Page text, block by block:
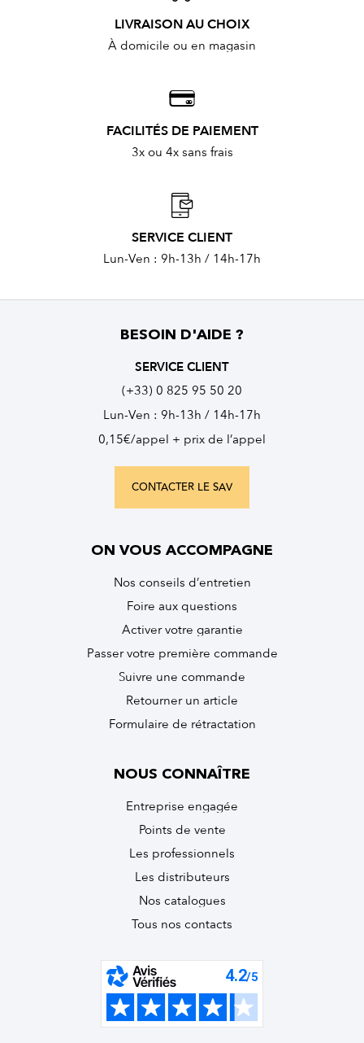
LIVRAISON AU CHOIX
À domicile ou en magasin
FACILITÉS DE PAIEMENT
3x ou 4x sans frais
SERVICE CLIENT
Lun-Ven : 9h-13h / 14h-17h
BESOIN D'AIDE ?
SERVICE CLIENT
(+33) 0 825 95 50 20
Lun-Ven : 9h-13h / 14h-17h
0,15€/appel + prix de l’appel
CONTACTER LE SAV
ON VOUS ACCOMPAGNE
Nos conseils d’entretien
Foire aux questions
Activer votre garantie
Passer votre première commande
Suivre une commande
Retourner un article
Formulaire de rétractation
NOUS CONNAÎTRE
Entreprise engagée
Points de vente
Les professionnels
Les distributeurs
Nos catalogues
Tous nos contacts